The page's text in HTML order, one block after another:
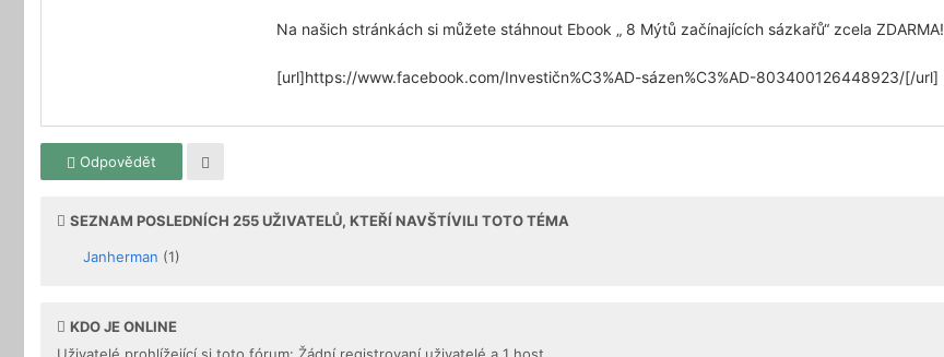
Na našich stránkách si můžete stáhnout Ebook „ 8 Mýtů začínajících sázkařů“ zcela ZDARMA!
[url]https://www.facebook.com/Investičn%C3%AD-sázen%C3%AD-803400126448923/[/url]
Odpovědět
SEZNAM POSLEDNÍCH 255UŽIVATELŮ, KTEŘÍ NAVŠTÍVILI TOTO TÉMA
Janherman (1)
KDO JE ONLINE